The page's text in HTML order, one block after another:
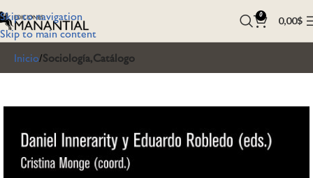
Skip to navigation
Skip to main content
0 0,00$
Inicio Sociología,Catálogo